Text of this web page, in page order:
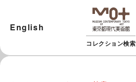
コレクション検索
English